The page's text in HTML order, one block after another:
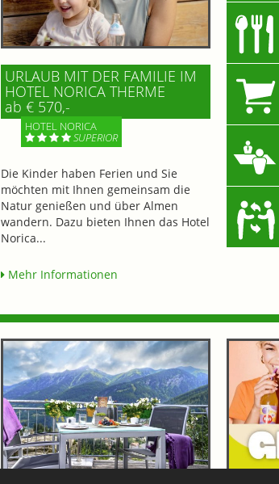
URLAUB MIT DER FAMILIE IM
HOTEL NORICA THERME
ab € 570,-
HOTEL NORICA
SUPERIOR
Die Kinder haben Ferien und Sie
möchten mit Ihnen gemeinsam die
Natur genießen und über Almen
wandern. Dazu bieten Ihnen das Hotel
Norica...
Mehr Informationen